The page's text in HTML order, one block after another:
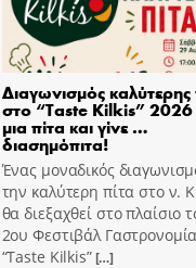
Διαγωνισμός καλύτερης
στο “Taste Kilkis”
μια πίτα και γίνε …
διασημόπιτα!
Ένας μοναδικός
την καλύτερη πίτα στο ν.
θα διεξαχθεί στο πλαίσιο
2ου Φεστιβάλ
“Taste Kilkis”[…]